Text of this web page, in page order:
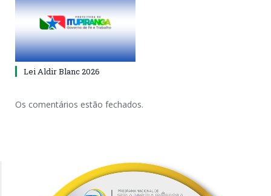
Lei Aldir Blanc 2026
Os comentários estão fechados.